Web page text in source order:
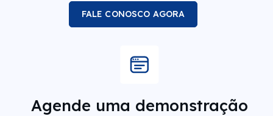
FALE CONOSCO AGORA
Agende uma demonstração